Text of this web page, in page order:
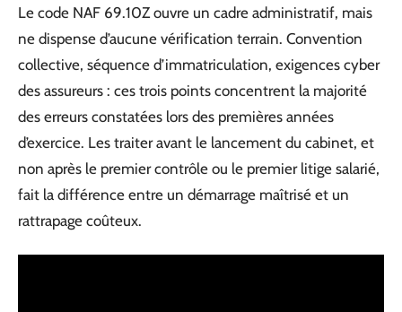
Le code NAF 69.10Z ouvre un cadre administratif, mais
ne dispense d’aucune vérification terrain. Convention
collective, séquence d’immatriculation, exigences cyber
des assureurs : ces trois points concentrent la majorité
des erreurs constatées lors des premières années
d’exercice. Les traiter avant le lancement du cabinet, et
non après le premier contrôle ou le premier litige salarié,
fait la différence entre un démarrage maîtrisé et un
rattrapage coûteux.